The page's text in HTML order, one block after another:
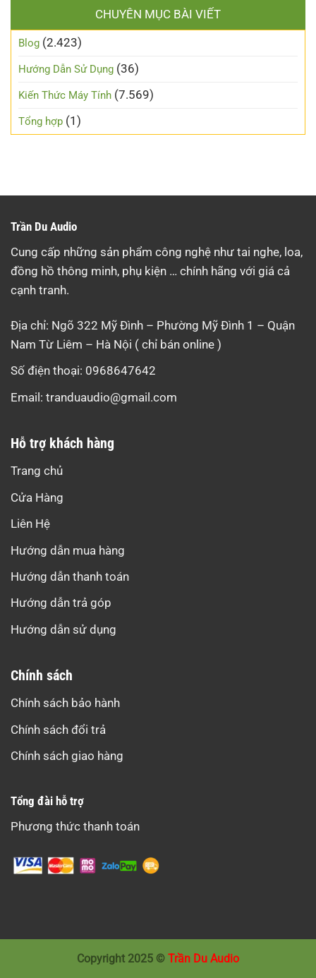
CHUYÊN MỤC BÀI VIẾT
Blog (2.423)
Hướng Dẫn Sử Dụng (36)
Kiến Thức Máy Tính (7.569)
Tổng hợp (1)
Trần Du Audio
Cung cấp những sản phẩm công nghệ như tai nghe, loa,
đồng hồ thông minh, phụ kiện … chính hãng với giá cả
cạnh tranh.
Địa chỉ: Ngõ 322 Mỹ Đình – Phường Mỹ Đình 1 – Quận
Nam Từ Liêm – Hà Nội ( chỉ bán online )
Số điện thoại: 0968647642
Email: tranduaudio@gmail.com
Hỗ trợ khách hàng
Trang chủ
Cửa Hàng
Liên Hệ
Hướng dẫn mua hàng
Hướng dẫn thanh toán
Hướng dẫn trả góp
Hướng dẫn sử dụng
Chính sách
Chính sách bảo hành
Chính sách đổi trả
Chính sách giao hàng
Tổng đài hỗ trợ
Phương thức thanh toán
Copyright 2025 © Trần Du Audio